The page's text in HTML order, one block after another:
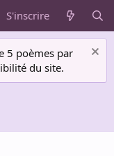
S'inscrire
5 poèmes par
du site.